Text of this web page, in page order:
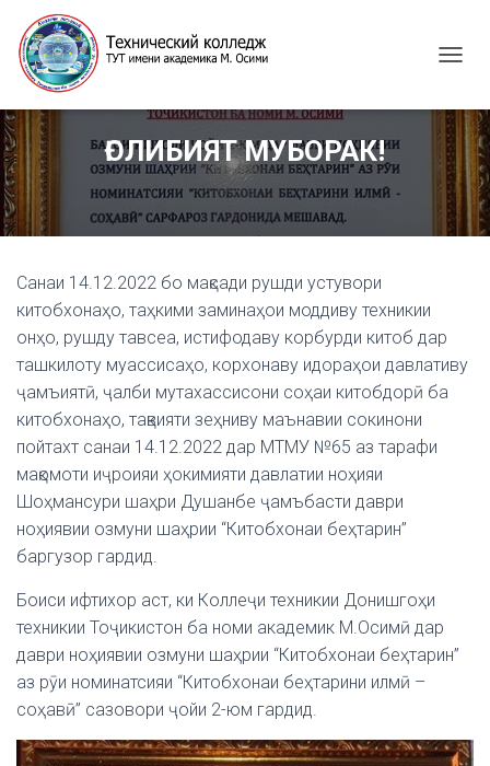
G
G
L
E
N
A
V
O
ҒОЛИБИЯТ МУБОРАК!
Санаи 14.12.2022 бо мақсади рушди устувори
китобхонаҳо, таҳкими заминаҳои моддиву техникии
онҳо, рушду тавсеа, истифодаву корбурди китоб дар
ташкилоту муассисаҳо, корхонаву идораҳои давлативу
ҷамъиятӣ, ҷалби мутахассисони соҳаи китобдорӣ ба
китобхонаҳо, тақвияти зеҳниву маънавии сокинони
пойтахт санаи 14.12.2022 дар МТМУ №65 аз тарафи
мақомоти иҷроияи ҳокимияти давлатии ноҳияи
Шоҳмансури шаҳри Душанбе ҷамъбасти даври
ноҳиявии озмуни шаҳрии “Китобхонаи беҳтарин”
баргузор гардид.
Боиси ифтихор аст, ки Коллеҷи техникии Донишгоҳи
техникии Тоҷикистон ба номи академик М.Осимӣ дар
даври ноҳиявии озмуни шаҳрии “Китобхонаи беҳтарин”
аз рӯи номинатсияи “Китобхонаи беҳтарини илмӣ –
соҳавӣ” сазовори ҷойи 2-юм гардид.